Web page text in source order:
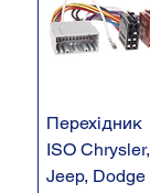
Перехідник
ISO Chrysler,
Jeep, Dodge